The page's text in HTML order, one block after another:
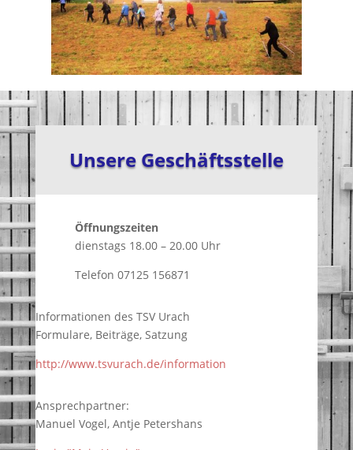
Unsere Geschäftsstelle
Öffnungszeiten
dienstags 18.00 – 20.00 Uhr
Telefon 07125 156871
Informationen des TSV Urach
Formulare, Beiträge, Satzung
http://www.tsvurach.de/information
Ansprechpartner:
Manuel Vogel, Antje Petershans